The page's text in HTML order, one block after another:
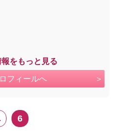
をもっと見る
フィールへ
6